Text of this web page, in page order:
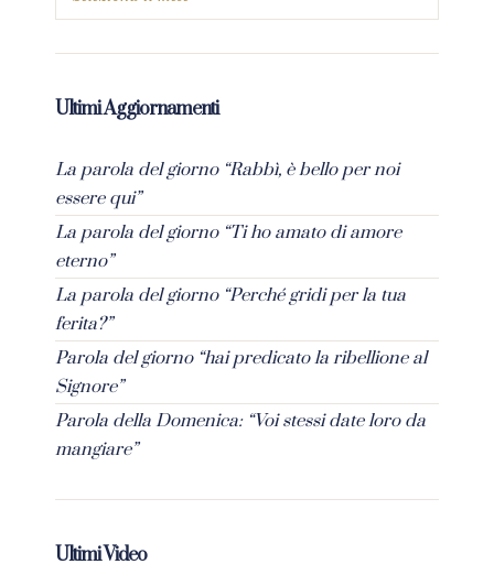
Ultimi Aggiornamenti
La parola del giorno “Rabbì, è bello per noi
essere qui”
La parola del giorno “Ti ho amato di amore
eterno”
La parola del giorno “Perché gridi per la tua
ferita?”
Parola del giorno “hai predicato la ribellione al
Signore”
Parola della Domenica: “Voi stessi date loro da
mangiare”
Ultimi Video